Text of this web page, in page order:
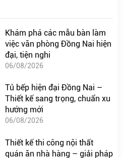
Khám phá các mẫu bàn làm
việc văn phòng Đồng Nai hiện
đại, tiện nghi
06/08/2026
Tủ bếp hiện đại Đồng Nai –
Thiết kế sang trọng, chuẩn xu
hướng mới
06/08/2026
Thiết kế thi công nội thất
quán ăn nhà hàng – giải pháp